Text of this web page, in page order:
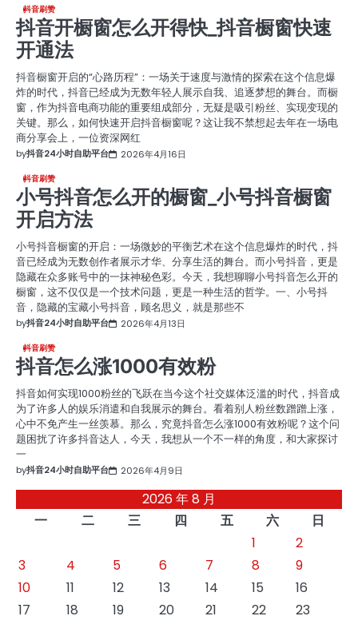
抖音刷赞
抖音开橱窗怎么开得快_抖音橱窗快速
开通法
抖音橱窗开启的“心路历程”：一场关于速度与激情的探索在这个信息爆
炸的时代，抖音已经成为无数年轻人展示自我、追逐梦想的舞台。而橱
窗，作为抖音电商功能的重要组成部分，无疑是吸引粉丝、实现变现的
关键。那么，如何快速开启抖音橱窗呢？这让我不禁想起去年在一场电
商分享会上，一位资深网红
by抖音24小时自助平台 2026年4月16日
抖音刷赞
小号抖音怎么开的橱窗_小号抖音橱窗
开启方法
小号抖音橱窗的开启：一场微妙的平衡艺术在这个信息爆炸的时代，抖
音已经成为无数创作者展示才华、分享生活的舞台。而小号抖音，更是
隐藏在众多账号中的一抹神秘色彩。今天，我想聊聊小号抖音怎么开的
橱窗，这不仅仅是一个技术问题，更是一种生活的哲学。一、小号抖
音，隐藏的宝藏小号抖音，顾名思义，就是那些不
by抖音24小时自助平台 2026年4月13日
抖音刷赞
抖音怎么涨1000有效粉
抖音如何实现1000粉丝的飞跃在当今这个社交媒体泛滥的时代，抖音成
为了许多人的娱乐消遣和自我展示的舞台。看着别人粉丝数蹭蹭上涨，
心中不免产生一丝羡慕。那么，究竟抖音怎么涨1000有效粉呢？这个问
题困扰了许多抖音达人，今天，我想从一个不一样的角度，和大家探讨
一
by抖音24小时自助平台 2026年4月9日
2026 年 8 月
一
二 三 四 五 六
日
1
2
3
4 5 6 7 8
9
10
11 12 13 14 15
16
17
18 19 20 21 22
23